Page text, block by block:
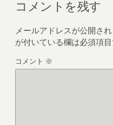
コメントを残す
メールアドレスが公開さ
が付いている欄は必須項
コメント ※